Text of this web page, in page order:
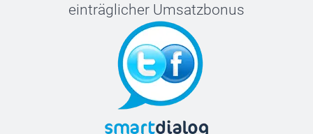
einträglicher Umsatzbonus